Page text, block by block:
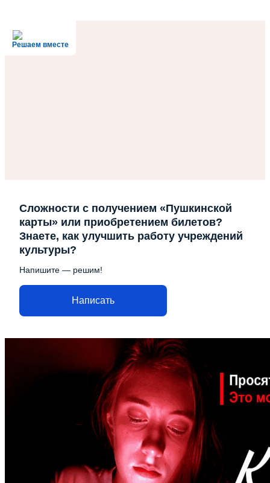
Решаем вместе
Сложности с получением «Пушкинской
карты» или приобретением билетов?
Знаете, как улучшить работу учреждений
культуры?
Напишите — решим!
Написать